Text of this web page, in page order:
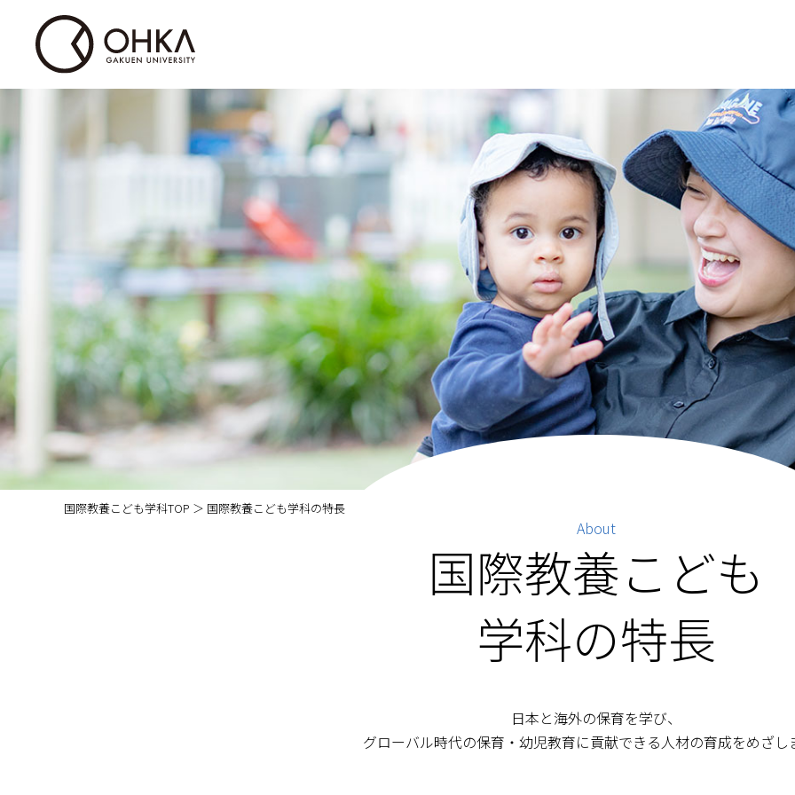
国際教養こども学科TOP ＞ 国際教養こども学科の特長
About
国際教養こども
学科の特長
日本と海外の保育を学び、
グローバル時代の保育・幼児教育に貢献できる人材の育成をめざし